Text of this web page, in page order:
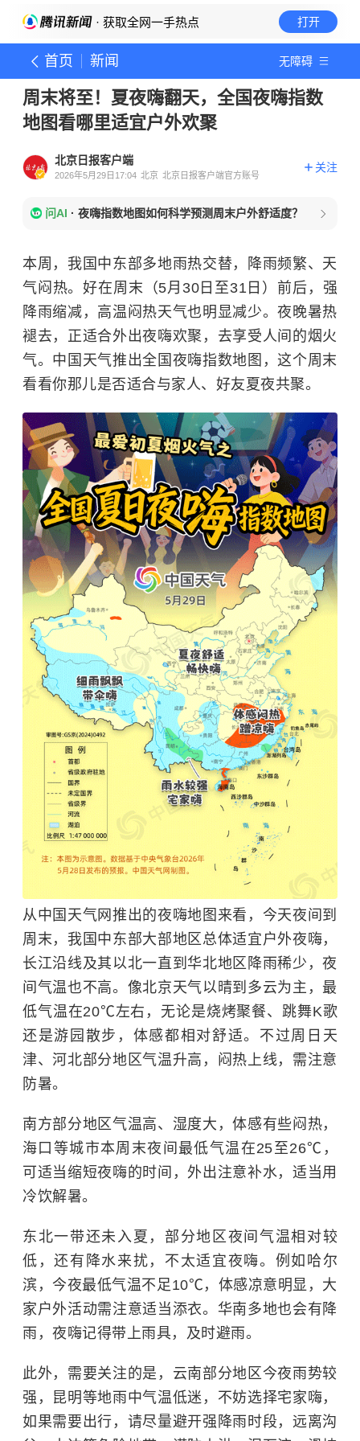
· 获取全网一手热点 打开
首页 新闻 无障碍
周末将至！夏夜嗨翻天，全国夜嗨指数
地图看哪里适宜户外欢聚
北京日报客户端
2026年5月29日17:04 北京 北京日报客户端官方账号
关注
问AI · 夜嗨指数地图如何科学预测周末户外舒适度？
本周，我国中东部多地雨热交替，降雨频繁、天
气闷热。好在周末（5月30日至31日）前后，强
降雨缩减，高温闷热天气也明显减少。夜晚暑热
褪去，正适合外出夜嗨欢聚，去享受人间的烟火
气。中国天气推出全国夜嗨指数地图，这个周末
看看你那儿是否适合与家人、好友夏夜共聚。
从中国天气网推出的夜嗨地图来看，今天夜间到
周末，我国中东部大部地区总体适宜户外夜嗨，
长江沿线及其以北一直到华北地区降雨稀少，夜
间气温也不高。像北京天气以晴到多云为主，最
低气温在20℃左右，无论是烧烤聚餐、跳舞K歌
还是游园散步，体感都相对舒适。不过周日天
津、河北部分地区气温升高，闷热上线，需注意
防暑。
南方部分地区气温高、湿度大，体感有些闷热，
海口等城市本周末夜间最低气温在25至26℃，
可适当缩短夜嗨的时间，外出注意补水，适当用
冷饮解暑。
东北一带还未入夏，部分地区夜间气温相对较
低，还有降水来扰，不太适宜夜嗨。例如哈尔
滨，今夜最低气温不足10℃，体感凉意明显，大
家户外活动需注意适当添衣。华南多地也会有降
雨，夜嗨记得带上雨具，及时避雨。
此外，需要关注的是，云南部分地区今夜雨势较
强，昆明等地雨中气温低迷，不妨选择宅家嗨，
如果需要出行，请尽量避开强降雨时段，远离沟